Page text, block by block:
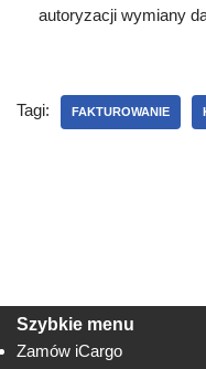
autoryzacji wymiany
Tagi: FAKTUROWANIE
Szybkie menu
Zamów iCargo